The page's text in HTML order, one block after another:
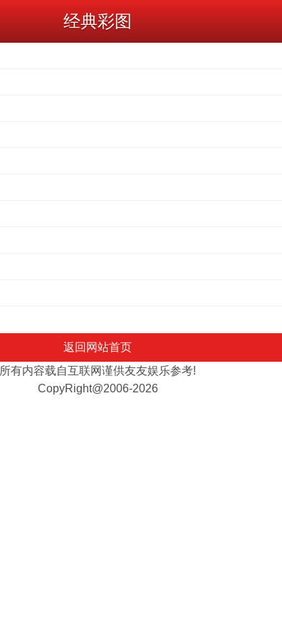
经典彩图
返回网站首页
所有内容载自互联网谨供友友娱乐参考!
CopyRight@2006-2026